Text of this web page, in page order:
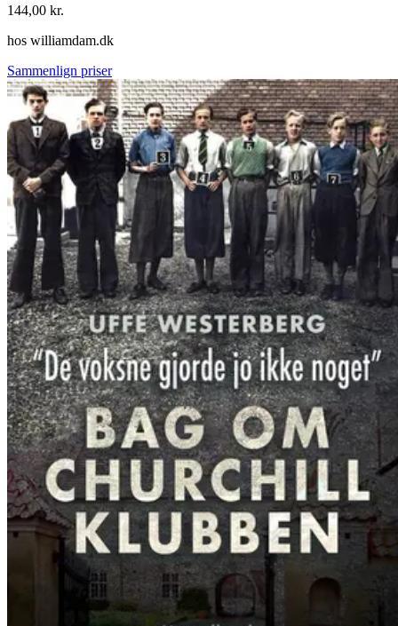
144,00 kr.
hos williamdam.dk
Sammenlign priser